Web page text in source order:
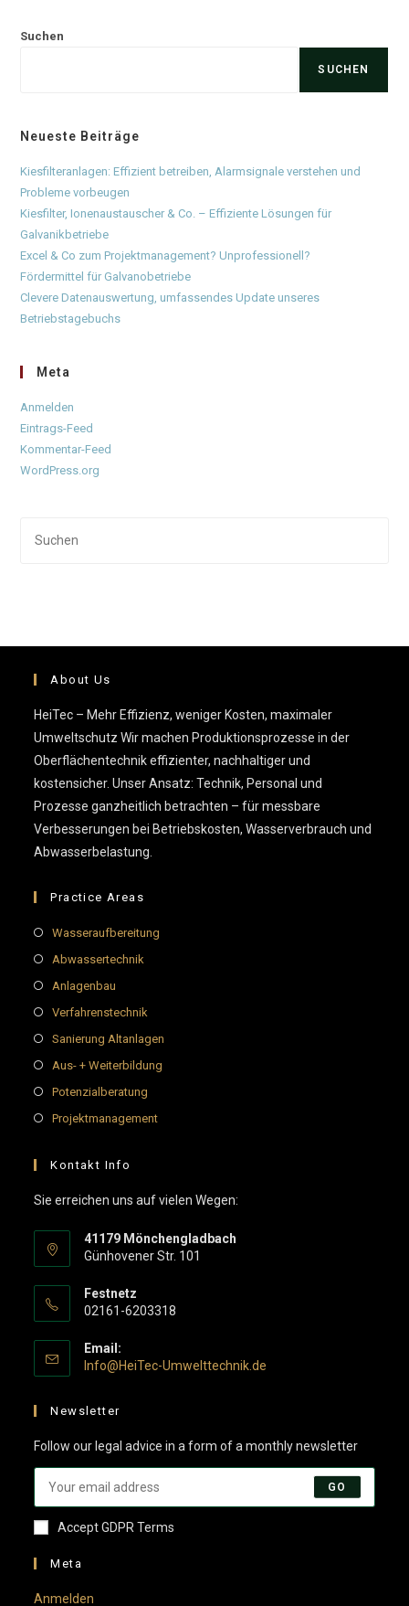
Suchen
SUCHEN
Neueste Beiträge
Kiesfilteranlagen: Effizient betreiben, Alarmsignale verstehen und
Probleme vorbeugen
Kiesfilter, Ionenaustauscher & Co. – Effiziente Lösungen für
Galvanikbetriebe
Excel & Co zum Projektmanagement? Unprofessionell?
Fördermittel für Galvanobetriebe
Clevere Datenauswertung, umfassendes Update unseres
Betriebstagebuchs
Meta
Anmelden
Eintrags-Feed
Kommentar-Feed
WordPress.org
About Us
HeiTec – Mehr Effizienz, weniger Kosten, maximaler
Umweltschutz Wir machen Produktionsprozesse in der
Oberflächentechnik effizienter, nachhaltiger und
kostensicher. Unser Ansatz: Technik, Personal und
Prozesse ganzheitlich betrachten – für messbare
Verbesserungen bei Betriebskosten, Wasserverbrauch und
Abwasserbelastung.
Practice Areas
Wasseraufbereitung
Abwassertechnik
Anlagenbau
Verfahrenstechnik
Sanierung Altanlagen
Aus- + Weiterbildung
Potenzialberatung
Projektmanagement
Kontakt Info
Sie erreichen uns auf vielen Wegen:
41179 Mönchengladbach
Günhovener Str. 101
Festnetz
02161-6203318
Email:
Info@HeiTec-Umwelttechnik.de
Newsletter
Follow our legal advice in a form of a monthly newsletter
GO
Accept GDPR Terms
Meta
Anmelden